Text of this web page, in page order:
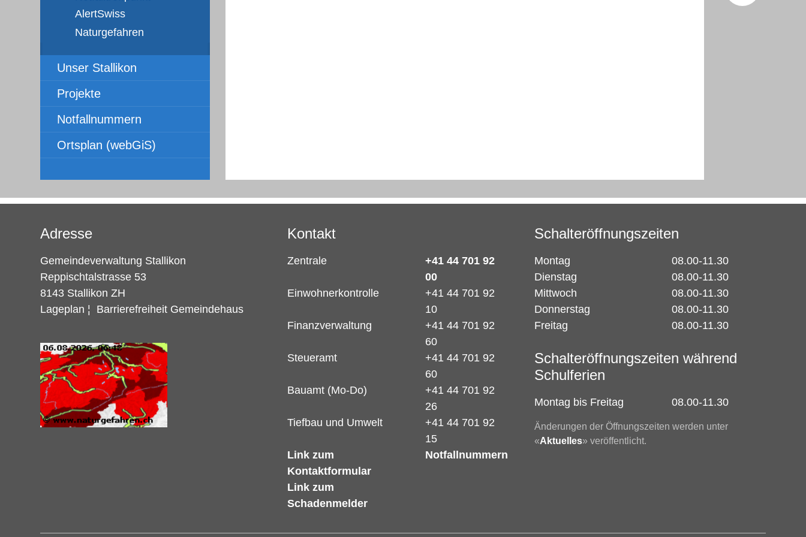
AlertSwiss
Naturgefahren
Unser Stallikon
Projekte
Notfallnummern
Ortsplan (webGiS)
Adresse
Gemeindeverwaltung Stallikon
Reppischtalstrasse 53
8143 Stallikon ZH
Lageplan ¦ Barrierefreiheit Gemeindehaus
Kontakt
Zentrale
+41 44 701 92
00
Einwohnerkontrolle
+41 44 701 92
10
Finanzverwaltung
+41 44 701 92
60
Steueramt
+41 44 701 92
60
Bauamt (Mo-Do)
+41 44 701 92
26
Tiefbau und Umwelt
Link zum
Kontaktformular
Link zum
Schadenmelder
+41 44 701 92
15
Notfallnummern
Schalteröffnungszeiten
Montag
08.00-11.30
Dienstag
08.00-11.30
Mittwoch
08.00-11.30
Donnerstag
08.00-11.30
Freitag
08.00-11.30
Schalteröffnungszeiten während
Schulferien
Montag bis Freitag 08.00-11.30
Änderungen der Öffnungszeiten werden unter
«Aktuelles» veröffentlicht.